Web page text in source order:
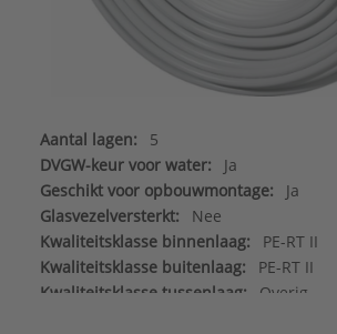
Aantal lagen:
5
DVGW-keur voor water:
Ja
Geschikt voor opbouwmontage:
Ja
Glasvezelversterkt:
Nee
Kwaliteitsklasse binnenlaag:
PE-RT II
Kwaliteitsklasse buitenlaag:
PE-RT II
Kwaliteitsklasse tussenlaag:
Overig